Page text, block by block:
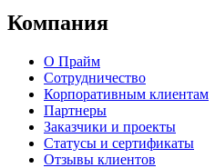
Компания
О Прайм
Сотрудничество
Корпоративным клиентам
Партнеры
Заказчики и проекты
Статусы и сертификаты
Отзывы клиентов